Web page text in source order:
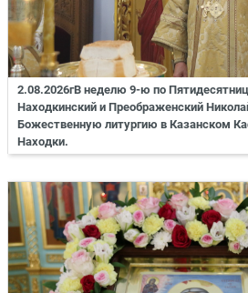
2.08.2026гВ неделю 9-ю по
Находкинский и Преображенский
Божественную литургию в Казанском
Находки.